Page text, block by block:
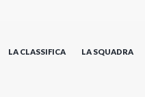
LA CLASSIFICA LA SQUADRA